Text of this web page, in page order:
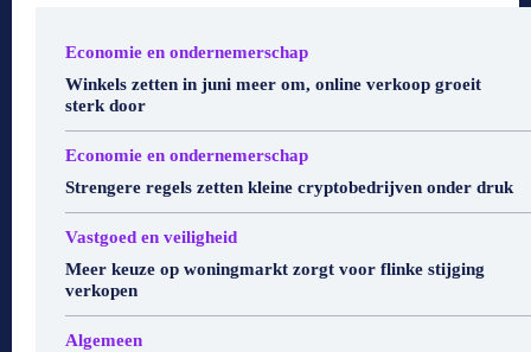
Economie en ondernemerschap
Winkels zetten in juni meer om, online verkoop groeit
sterk door
Economie en ondernemerschap
Strengere regels zetten kleine cryptobedrijven onder druk
Vastgoed en veiligheid
Meer keuze op woningmarkt zorgt voor flinke stijging
verkopen
Algemeen